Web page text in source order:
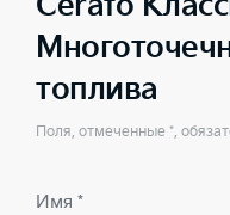
топлива
Поля, отмеченные *,
Имя *